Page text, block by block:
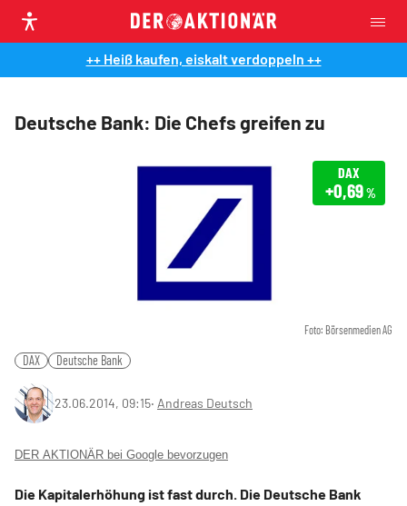
++ Heiß kaufen, eiskalt verdoppeln ++
Deutsche Bank: Die Chefs greifen zu
Foto: Börsenmedien AG
DAX
+0,69%
DAX Deutsche Bank
23.06.2014, 09:15‧ Andreas Deutsch
DER AKTIONÄR bei Google bevorzugen
Die Kapitalerhöhung ist fast durch. Die Deutsche Bank